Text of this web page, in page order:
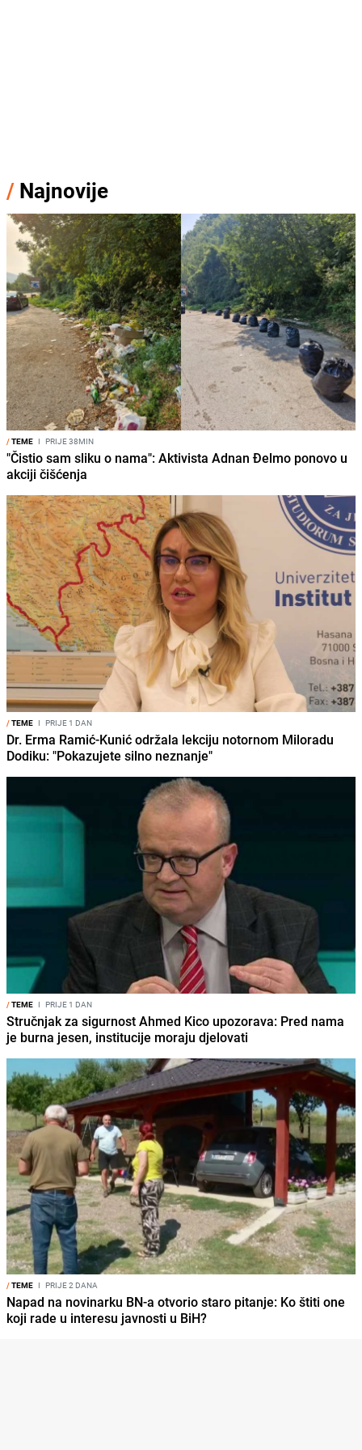
/ Najnovije
/TEME I PRIJE 38MIN
"Čistio sam sliku o nama": Aktivista Adnan Đelmo ponovo u
akciji čišćenja
/TEME I PRIJE 1 DAN
Dr. Erma Ramić-Kunić održala lekciju notornom Miloradu
Dodiku: "Pokazujete silno neznanje"
/TEME I PRIJE 1 DAN
Stručnjak za sigurnost Ahmed Kico upozorava: Pred nama
je burna jesen, institucije moraju djelovati
/TEME I PRIJE 2 DANA
Napad na novinarku BN-a otvorio staro pitanje: Ko štiti one
koji rade u interesu javnosti u BiH?